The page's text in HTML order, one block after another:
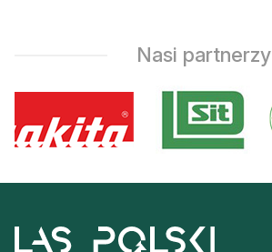
Nasi partnerzy